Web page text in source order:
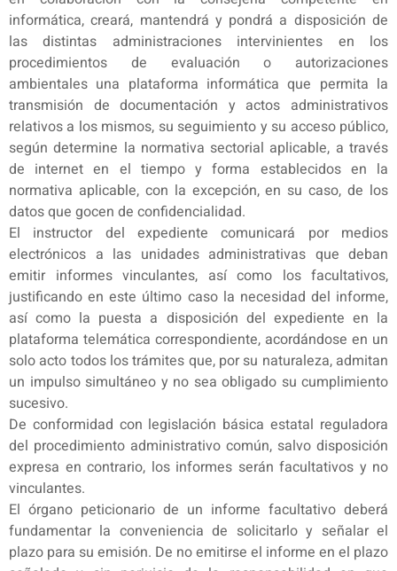
informática, creará, mantendrá y pondrá a disposición de
las distintas administraciones intervinientes en los
procedimientos de evaluación o autorizaciones
ambientales una plataforma informática que permita la
transmisión de documentación y actos administrativos
relativos a los mismos, su seguimiento y su acceso público,
según determine la normativa sectorial aplicable, a través
de internet en el tiempo y forma establecidos en la
normativa aplicable, con la excepción, en su caso, de los
datos que gocen de confidencialidad.
El instructor del expediente comunicará por medios
electrónicos a las unidades administrativas que deban
emitir informes vinculantes, así como los facultativos,
justificando en este último caso la necesidad del informe,
así como la puesta a disposición del expediente en la
plataforma telemática correspondiente, acordándose en un
solo acto todos los trámites que, por su naturaleza, admitan
un impulso simultáneo y no sea obligado su cumplimiento
sucesivo.
De conformidad con legislación básica estatal reguladora
del procedimiento administrativo común, salvo disposición
expresa en contrario, los informes serán facultativos y no
vinculantes.
El órgano peticionario de un informe facultativo deberá
fundamentar la conveniencia de solicitarlo y señalar el
plazo para su emisión. De no emitirse el informe en el plazo